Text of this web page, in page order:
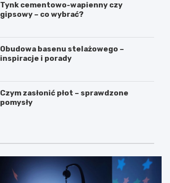
Tynk cementowo-wapienny czy
gipsowy – co wybrać?
Obudowa basenu stelażowego –
inspiracje i porady
Czym zasłonić płot – sprawdzone
pomysły